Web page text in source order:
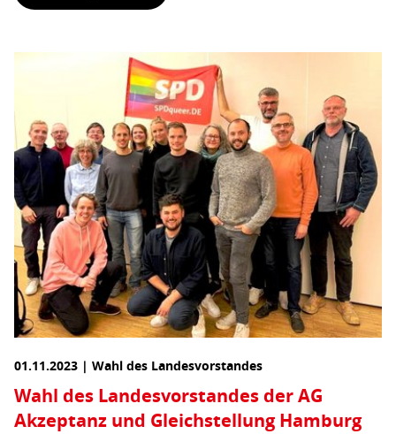
01.11.2023 | Wahl des Landesvorstandes
Wahl des Landesvorstandes der AG
Akzeptanz und Gleichstellung Hamburg